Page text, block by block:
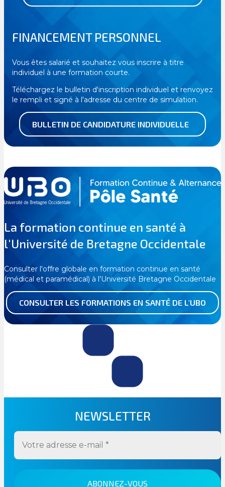
FINANCEMENT PERSONNEL
Vous êtes salarié et souhaitez vous inscrire à titre
individuel à une formation courte.
Téléchargez le bulletin d'inscription individuel et renvoyez
le rempli et signé à l'adresse du centre de simulation.
BULLETIN DE CANDIDATURE INDIVIDUELLE
La formation continue en santé à
l'Université de Bretagne Occidentale
Consulter l'offre globale en formation continue en santé
(médical et paramédical) à l'Université Bretagne Occidentale
CONSULTER LES FORMATIONS EN SANTÉ DE L'UBO
NEWSLETTER